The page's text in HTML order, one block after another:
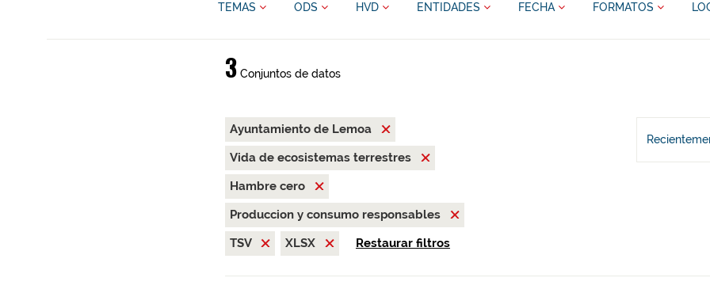
TEMAS ODS HVD ENTIDADES FECHA FORMATOS
3Conjuntos de datos
Ayuntamiento de Lemoa
Vida de ecosistemas terrestres
Hambre cero
Produccion y consumo responsables
TSV
XLSX Restaurar filtros